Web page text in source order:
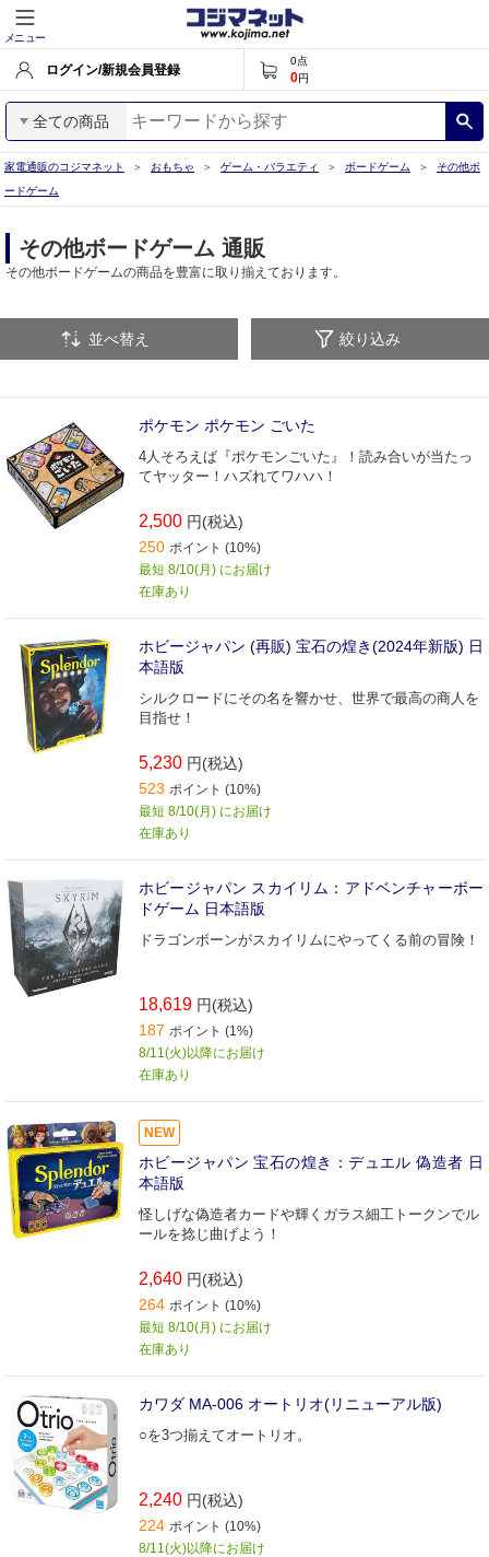
メニュー
ログイン/新規会員登録
0点
0円
全ての商品
家電通販のコジマネット おもちゃ ゲーム・バラエティ ボードゲーム
その他ボ
ードゲーム
その他ボードゲーム 通販
その他ボードゲームの商品を豊富に取り揃えております。
並べ替え 絞り込み
ポケモン ポケモン ごいた
4人そろえば『ポケモンごいた』！読み合いが当たっ
てヤッター！ハズれてワハハ！
2,500 円(税込)
250 ポイント (10%)
最短 8/10(月) にお届け
在庫あり
ホビージャパン (再販) 宝石の煌き(2024年新版) 日
本語版
シルクロードにその名を響かせ、世界で最高の商人を
目指せ！
5,230 円(税込)
523 ポイント (10%)
最短 8/10(月) にお届け
在庫あり
ホビージャパン スカイリム：アドベンチャーボー
ドゲーム 日本語版
ドラゴンボーンがスカイリムにやってくる前の冒険！
18,619 円(税込)
187 ポイント (1%)
8/11(火)以降にお届け
在庫あり
NEW
ホビージャパン 宝石の煌き：デュエル 偽造者 日
本語版
怪しげな偽造者カードや輝くガラス細工トークンでル
ールを捻じ曲げよう！
2,640 円(税込)
264 ポイント (10%)
最短 8/10(月) にお届け
在庫あり
カワダ MA-006 オートリオ(リニューアル版)
○を3つ揃えてオートリオ。
2,240 円(税込)
224 ポイント (10%)
8/11(火)以降にお届け